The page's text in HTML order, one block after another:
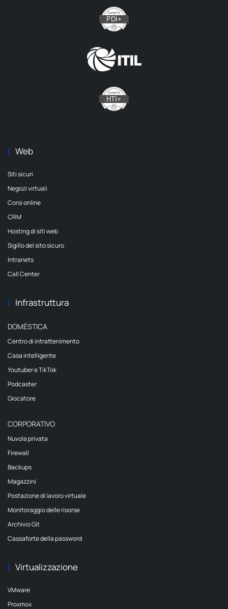
Web
Siti sicuri
Negozi virtuali
Corsi online
CRM
Hosting di siti web
Sigillo del sito sicuro
Intranets
Call Center
Infrastruttura
DOMÉSTICA
Centro di intrattenimento
Casa intelligente
Youtuber e TikTok
Podcaster
Giocatore
CORPORATIVO
Nuvola privata
Firewall
Backups
Magazzini
Postazione di lavoro virtuale
Monitoraggio delle risorse
Archivio Git
Cassaforte della password
Virtualizzazione
VMware
Proxmox